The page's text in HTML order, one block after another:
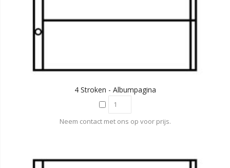
4 Stroken - Albumpagina
Neem contact met ons op voor prijs.